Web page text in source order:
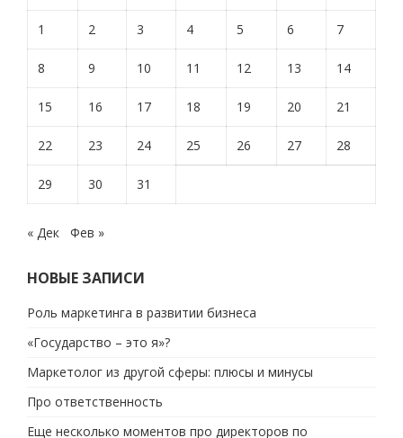
1 2 3 4 5 6 7
8 9 10 11 12 13 14
15 16 17 18 19 20 21
22 23 24 25 26 27 28
29 30 31
« Дек Фев »
НОВЫЕ ЗАПИСИ
Роль маркетинга в развитии бизнеса
«Государство – это я»?
Маркетолог из другой сферы: плюсы и минусы
Про ответственность
Еще несколько моментов про директоров по